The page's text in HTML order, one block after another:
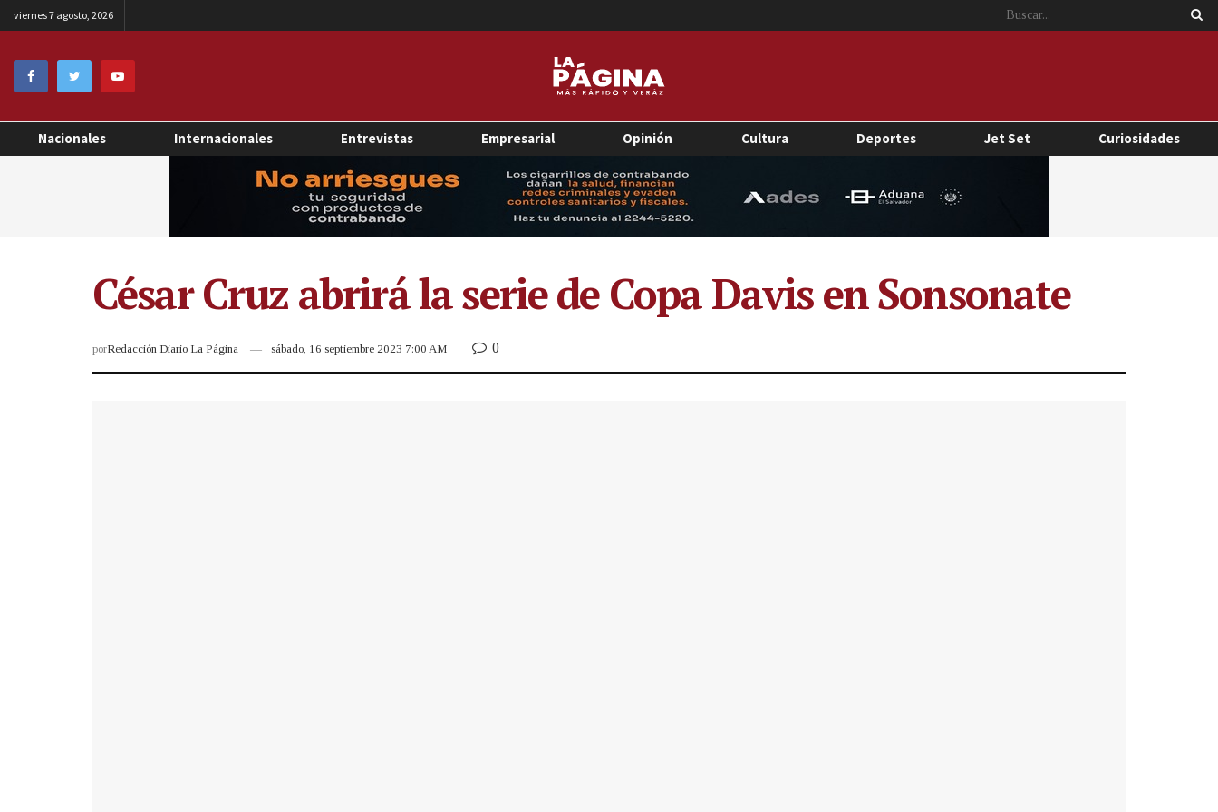
viernes 7 agosto, 2026
Nacionales Internacionales Entrevistas Empresarial Opinión Cultura Deportes Jet Set Curiosidades
César Cruz abrirá la serie de Copa Davis en Sonsonate
porRedacción Diario La Página sábado, 16 septiembre 2023 7:00 AM 0